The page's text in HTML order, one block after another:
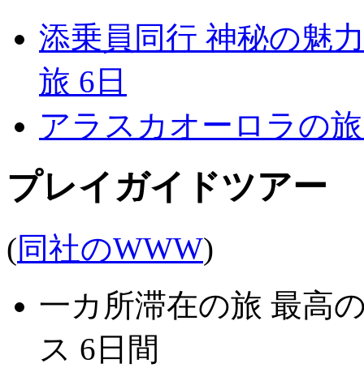
添乗員同行 神秘の魅
旅 6日
アラスカオーロラの
プレイガイドツアー
(同社のWWW)
一カ所滞在の旅 最高
ス 6日間